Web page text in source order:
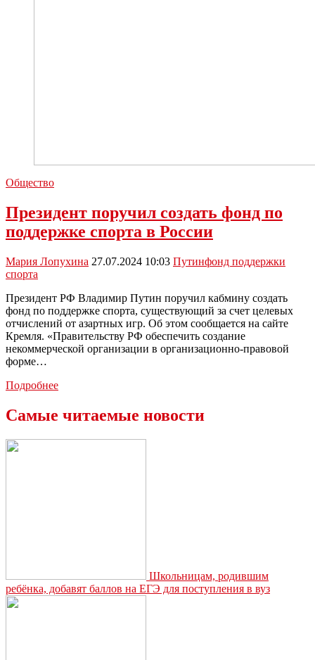
Общество
Президент поручил создать фонд по
поддержке спорта в России
Мария Лопухина 27.07.2024 10:03 Путинфонд поддержки
спорта
Президент РФ Владимир Путин поручил кабмину создать
фонд по поддержке спорта, существующий за счет целевых
отчислений от азартных игр. Об этом сообщается на сайте
Кремля. «Правительству РФ обеспечить создание
некоммерческой организации в организационно-правовой
форме…
ПодробнееПрезидент
фонд
Самые читаемые новости
Школьницам, родившим
ребёнка, добавят баллов на ЕГЭ для поступления в вуз